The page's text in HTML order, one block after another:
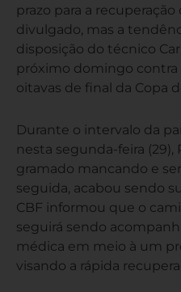
prazo para a
divulgado, mas a
disposição do técnico
próximo domingo contra
oitavas de final da Copa
Durante o intervalo da
nesta segunda-feira
gramado mancando e
seguida, acabou sendo
CBF informou que o
seguirá sendo
médica em meio à um
visando a rápida